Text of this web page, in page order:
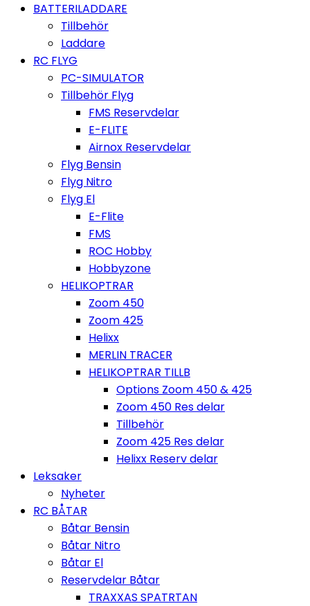
BATTERILADDARE
Tillbehör
Laddare
RC FLYG
PC-SIMULATOR
Tillbehör Flyg
FMS Reservdelar
E-FLITE
Airnox Reservdelar
Flyg Bensin
Flyg Nitro
Flyg El
E-Flite
FMS
ROC Hobby
Hobbyzone
HELIKOPTRAR
Zoom 450
Zoom 425
Helixx
MERLIN TRACER
HELIKOPTRAR TILLB
Options Zoom 450 & 425
Zoom 450 Res delar
Tillbehör
Zoom 425 Res delar
Helixx Reserv delar
Leksaker
Nyheter
RC BÅTAR
Båtar Bensin
Båtar Nitro
Båtar El
Reservdelar Båtar
TRAXXAS SPATRTAN